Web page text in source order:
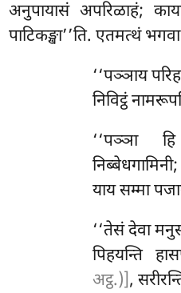
अनुपायासं अपरिळाहं;
पाटिकङ्खा’’ति. एतमत्थं
‘‘पञ्ञाय
निविट्ठं
‘‘पञ्ञा
निब्बेधगामिनी;
यायसम्मा
‘‘तेसंदेवा
पिहयन्ति
अट्ठ.)],